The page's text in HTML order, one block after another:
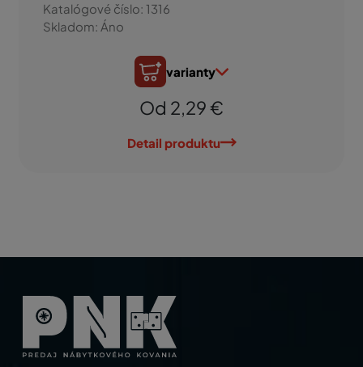
Katalógové číslo: 1316
Skladom: Áno
varianty
Od 2,29 €
Detail produktu